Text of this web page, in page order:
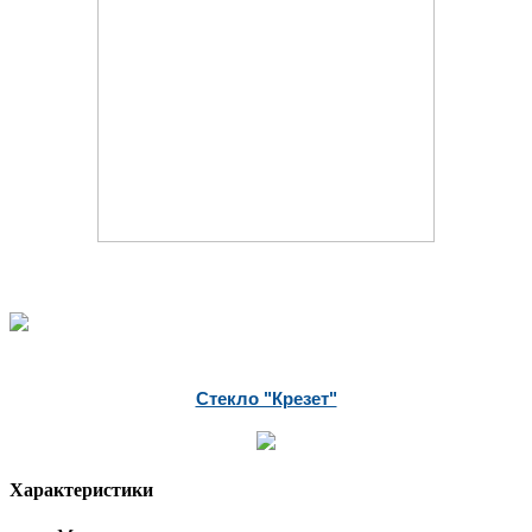
Стекло "Крезет"
Характеристики